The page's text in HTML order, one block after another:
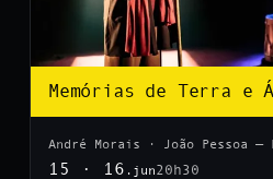
Memórias de Terra e
André Morais · João Pessoa —
15 · 16 .jun20h30